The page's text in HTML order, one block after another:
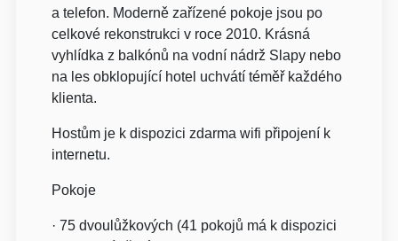
a telefon. Moderně zařízené pokoje jsou po
celkové rekonstrukci v roce 2010. Krásná
vyhlídka z balkónů na vodní nádrž Slapy nebo
na les obklopující hotel uchvátí téměř každého
klienta.
Hostům je k dispozici zdarma wifi připojení k
internetu.
Pokoje
· 75 dvoulůžkových (41 pokojů má k dispozici